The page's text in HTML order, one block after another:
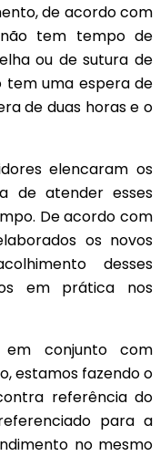
de acordo com
tem tempo de
ou de sutura de
tem uma espera de
de duas horas e o
elencaram os
de atender esses
De acordo com
os novos
desses
em prática nos
em conjunto com
estamos fazendo o
referência do
para a
no mesmo